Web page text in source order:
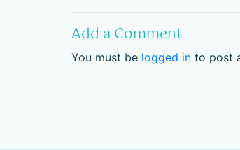
Add a Comment
You must be logged in to post